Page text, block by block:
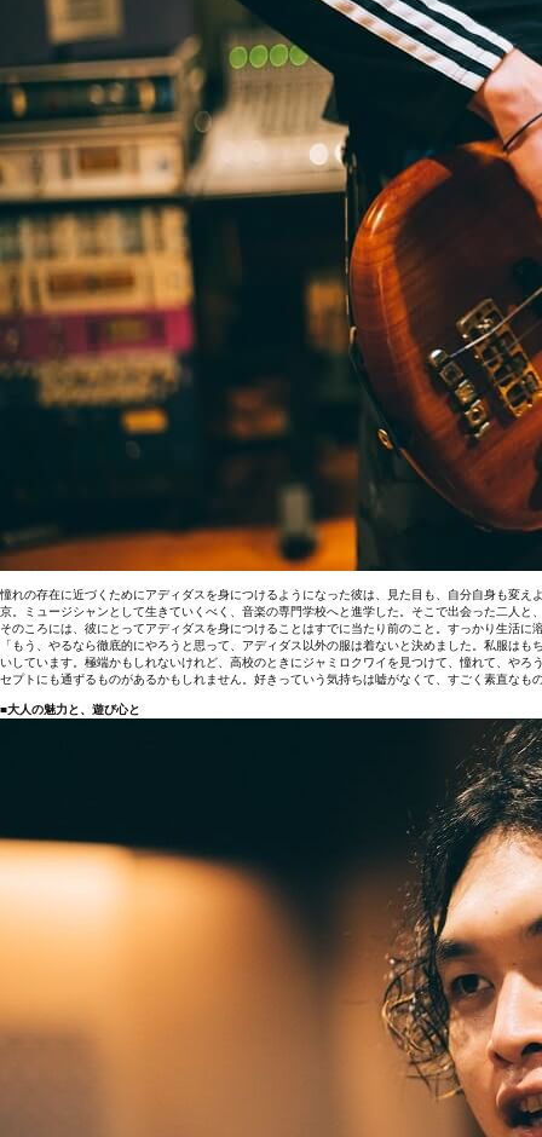
憧れの存在に近づくためにアディダスを身につけるようになった彼は、見た目も、自分自身も変
京。ミュージシャンとして生きていくべく、音楽の専門学校へと進学した。そこで出会った二人と
そのころには、彼にとってアディダスを身につけることはすでに当たり前のこと。すっかり生活
「もう、やるなら徹底的にやろうと思って、アディダス以外の服は着ないと決めました。私服は
いしています。極端かもしれないけれど、高校のときにジャミロクワイを見つけて、憧れて、や
セプトにも通ずるものがあるかもしれません。好きっていう気持ちは嘘がなくて、すごく素直なも
■大人の魅力と、遊び心と